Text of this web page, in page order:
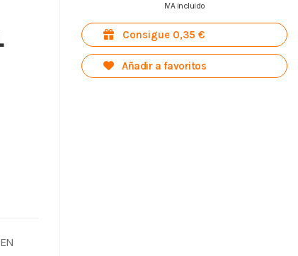
IVA incluido
Consigue 0,35 €
Añadir a favoritos